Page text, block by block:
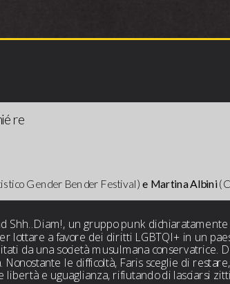
Gender Bender Festival) e Martina Albini
Shh..Diam!, un gruppo punk
lottare a favore dei diritti LGBTQI+ in un
da una società musulmana conservatrice.
Nonostante le difficoltà, Faris sceglie di
e uguaglianza, rifiutando di lasciarsi